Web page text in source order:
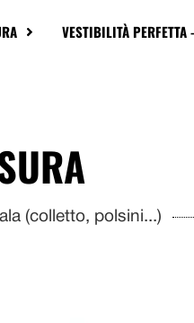
VESTIBILITÀ
(colletto, polsini...)